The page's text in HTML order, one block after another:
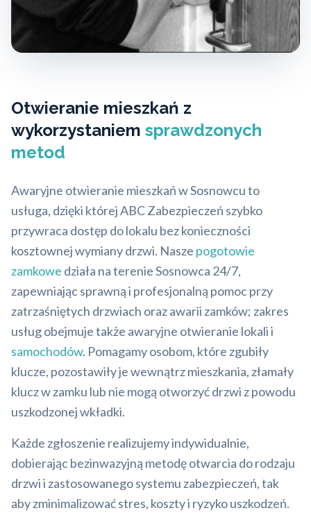
Otwieranie mieszkań z
wykorzystaniem sprawdzonych
metod
Awaryjne otwieranie mieszkań w Sosnowcu to
usługa, dzięki której ABC Zabezpieczeń szybko
przywraca dostęp do lokalu bez konieczności
kosztownej wymiany drzwi. Nasze pogotowie
zamkowe działa na terenie Sosnowca 24/7,
zapewniając sprawną i profesjonalną pomoc przy
zatrzaśniętych drzwiach oraz awarii zamków; zakres
usług obejmuje także awaryjne otwieranie lokali i
samochodów. Pomagamy osobom, które zgubiły
klucze, pozostawiły je wewnątrz mieszkania, złamały
klucz w zamku lub nie mogą otworzyć drzwi z powodu
uszkodzonej wkładki.
Każde zgłoszenie realizujemy indywidualnie,
dobierając bezinwazyjną metodę otwarcia do rodzaju
drzwi i zastosowanego systemu zabezpieczeń, tak
aby zminimalizować stres, koszty i ryzyko uszkodzeń.